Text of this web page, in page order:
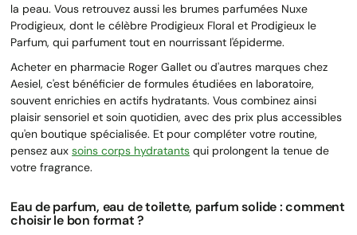
la peau. Vous retrouvez aussi les brumes parfumées Nuxe
Prodigieux, dont le célèbre Prodigieux Floral et Prodigieux le
Parfum, qui parfument tout en nourrissant l'épiderme.
Acheter en pharmacie Roger Gallet ou d'autres marques chez
Aesiel, c'est bénéficier de formules étudiées en laboratoire,
souvent enrichies en actifs hydratants. Vous combinez ainsi
plaisir sensoriel et soin quotidien, avec des prix plus accessibles
qu'en boutique spécialisée. Et pour compléter votre routine,
pensez aux soins corps hydratants qui prolongent la tenue de
votre fragrance.
Eau de parfum, eau de toilette, parfum solide : comment
choisir le bon format ?